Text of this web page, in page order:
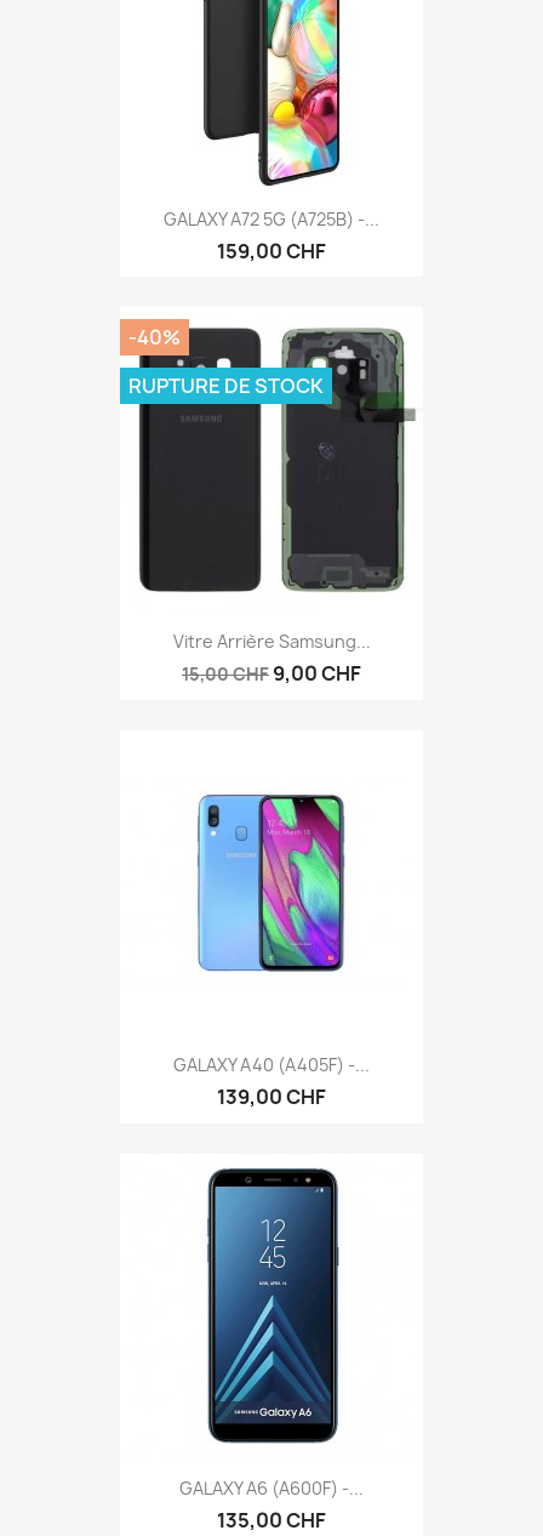
GALAXY A72 5G (A725B) -...
159,00 CHF
Vitre Arrière Samsung...
15,00 CHF 9,00 CHF
-40%
RUPTURE DE STOCK
GALAXY A40 (A405F) -...
139,00 CHF
GALAXY A6 (A600F) -...
135,00 CHF